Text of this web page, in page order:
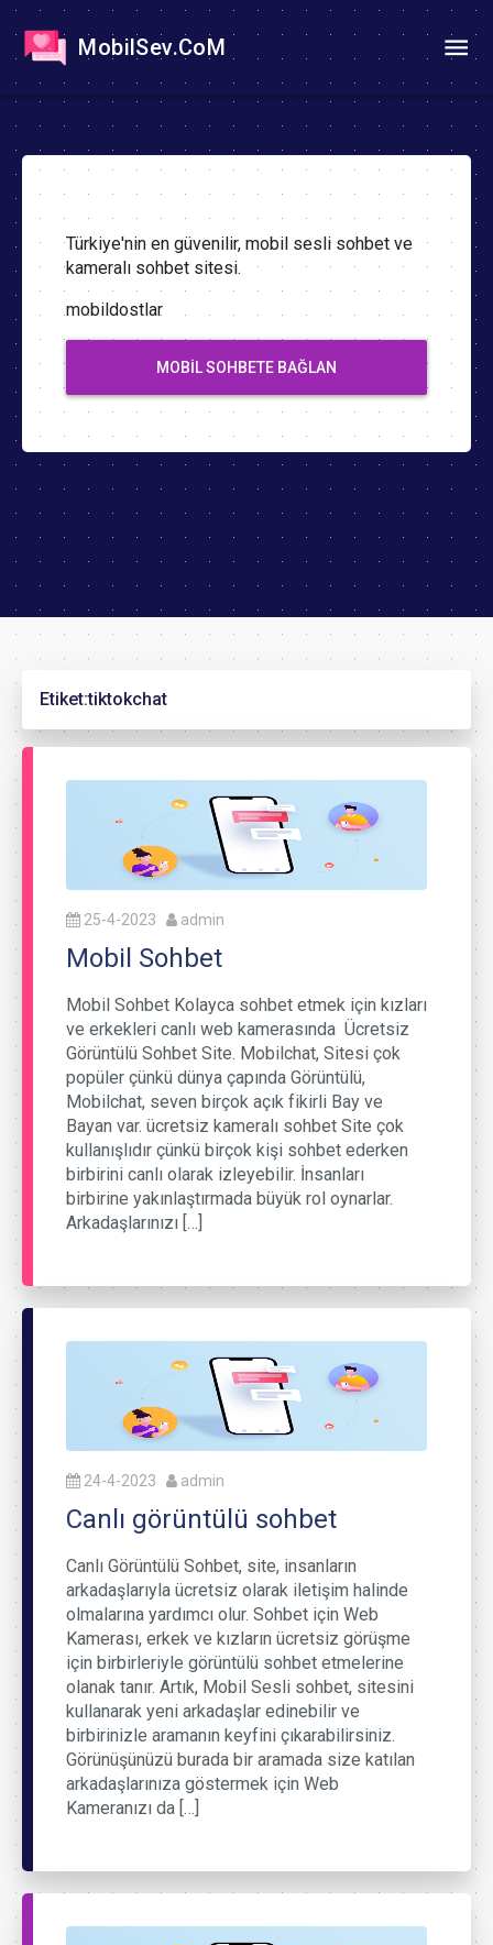
MobilSev.CoM
Türkiye'nin en güvenilir, mobil sesli sohbet ve
kameralı sohbet sitesi.
mobildostlar
MOBIL SOHBETE BAĞLAN
Etiket:tiktokchat
25-4-2023 admin
Mobil Sohbet
Mobil Sohbet Kolayca sohbet etmek için kızları
ve erkekleri canlı web kamerasında Ücretsiz
Görüntülü Sohbet Site. Mobilchat, Sitesi çok
popüler çünkü dünya çapında Görüntülü,
Mobilchat, seven birçok açık fikirli Bay ve
Bayan var. ücretsiz kameralı sohbet Site çok
kullanışlıdır çünkü birçok kişi sohbet ederken
birbirini canlı olarak izleyebilir. İnsanları
birbirine yakınlaştırmada büyük rol oynarlar.
Arkadaşlarınızı […]
24-4-2023 admin
Canlı görüntülü sohbet
Canlı Görüntülü Sohbet, site, insanların
arkadaşlarıyla ücretsiz olarak iletişim halinde
olmalarına yardımcı olur. Sohbet için Web
Kamerası, erkek ve kızların ücretsiz görüşme
için birbirleriyle görüntülü sohbet etmelerine
olanak tanır. Artık, Mobil Sesli sohbet, sitesini
kullanarak yeni arkadaşlar edinebilir ve
birbirinizle aramanın keyfini çıkarabilirsiniz.
Görünüşünüzü burada bir aramada size katılan
arkadaşlarınıza göstermek için Web
Kameranızı da […]